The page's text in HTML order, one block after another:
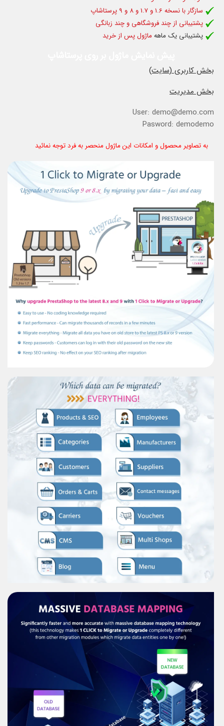
سازگار با نسخه 1.6 و 1.7 و 8 و 9 پرستاشاپ
پشتیبانی از چند فروشگاهی و چند زبانگی
پشتیبانی یک ماههماژول پس از خرید
بخش کاربری (سایت)
بخش مدیریت
User: demo@demo.com
Pasword: demodemo
به تصاویر محصول و امکانات این ماژول منحصر به فرد توجه نمائید